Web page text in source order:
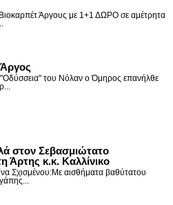
Άργους με 1+1 ΔΩΡΟ σε αμέτρητα
"Οδύσσεια" του Νόλαν ο Όμηρος επανήλθε
στον Σεβασμιώτατο
Άρτης κ.κ. Καλλίνικο
Σχισμένου:Με αισθήματα βαθύτατου